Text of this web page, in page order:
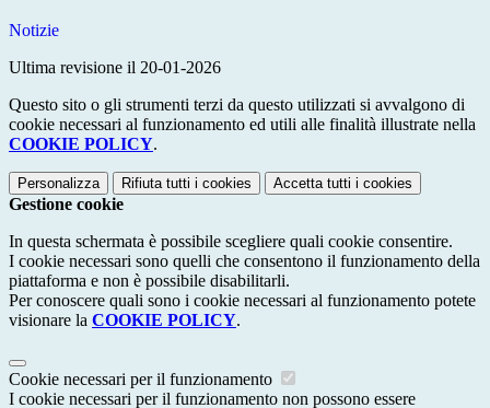
Notizie
Ultima revisione il 20-01-2026
Questo sito o gli strumenti terzi da questo utilizzati si avvalgono di
cookie necessari al funzionamento ed utili alle finalità illustrate nella
COOKIE POLICY.
Personalizza Rifiuta tutti i cookies Accetta tutti i cookies
Gestione cookie
In questa schermata è possibile scegliere quali cookie consentire.
I cookie necessari sono quelli che consentono il funzionamento della
piattaforma e non è possibile disabilitarli.
Per conoscere quali sono i cookie necessari al funzionamento potete
visionare la COOKIE POLICY.
Cookie necessari per il funzionamento
I cookie necessari per il funzionamento non possono essere